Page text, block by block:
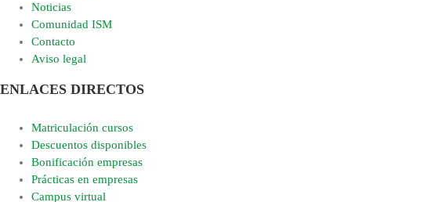
Noticias
Comunidad ISM
Contacto
Aviso legal
ENLACES DIRECTOS
Matriculación cursos
Descuentos disponibles
Bonificación empresas
Prácticas en empresas
Campus virtual